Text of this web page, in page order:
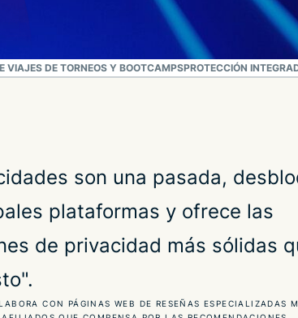
VIAJES DE TORNEOS Y BOOTCAMPSPROTECCIÓN
son una pasada,
plataformas y ofrece las
de privacidad más sólidas
CON PÁGINAS WEB DE RESEÑAS ESPECIALIZADAS